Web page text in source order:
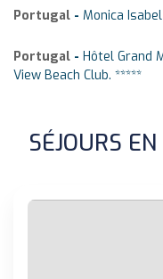
Portugal - Monica
Portugal - Hôtel Grand
View Beach Club. *****
SÉJOURS